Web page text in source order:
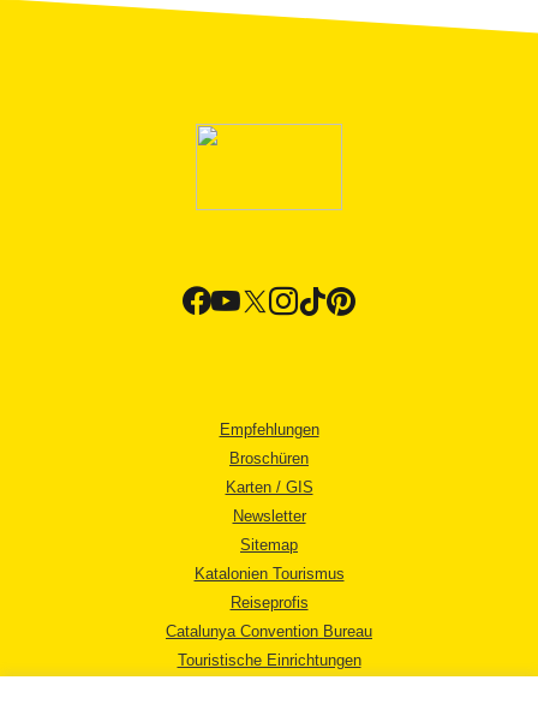
Empfehlungen
Broschüren
Karten / GIS
Newsletter
Sitemap
Katalonien Tourismus
Reiseprofis
Catalunya Convention Bureau
Touristische Einrichtungen